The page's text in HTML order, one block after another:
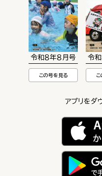
令和８年８月号
この号を見る
令和
こ
アプリをダ